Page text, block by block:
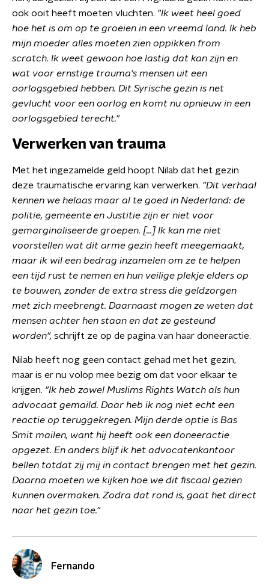
ook ooit heeft moeten vluchten. "Ik weet heel goed
hoe het is om op te groeien in een vreemd land. Ik heb
mijn moeder alles moeten zien oppikken from
scratch. Ik weet gewoon hoe lastig dat kan zijn en
wat voor ernstige trauma's mensen uit een
oorlogsgebied hebben. Dit Syrische gezin is net
gevlucht voor een oorlog en komt nu opnieuw in een
oorlogsgebied terecht."
Verwerken van trauma
Met het ingezamelde geld hoopt Nilab dat het gezin
deze traumatische ervaring kan verwerken. "Dit verhaal
kennen we helaas maar al te goed in Nederland: de
politie, gemeente en Justitie zijn er niet voor
gemarginaliseerde groepen. [...] Ik kan me niet
voorstellen wat dit arme gezin heeft meegemaakt,
maar ik wil een bedrag inzamelen om ze te helpen
een tijd rust te nemen en hun veilige plekje elders op
te bouwen, zonder de extra stress die geldzorgen
met zich meebrengt. Daarnaast mogen ze weten dat
mensen achter hen staan en dat ze gesteund
worden", schrijft ze op de pagina van haar doneeractie.
Nilab heeft nog geen contact gehad met het gezin,
maar is er nu volop mee bezig om dat voor elkaar te
krijgen. "Ik heb zowel Muslims Rights Watch als hun
advocaat gemaild. Daar heb ik nog niet echt een
reactie op teruggekregen. Mijn derde optie is Bas
Smit mailen, want hij heeft ook een doneeractie
opgezet. En anders blijf ik het advocatenkantoor
bellen totdat zij mij in contact brengen met het gezin.
Daarna moeten we kijken hoe we dit fiscaal gezien
kunnen overmaken. Zodra dat rond is, gaat het direct
naar het gezin toe."
Fernando